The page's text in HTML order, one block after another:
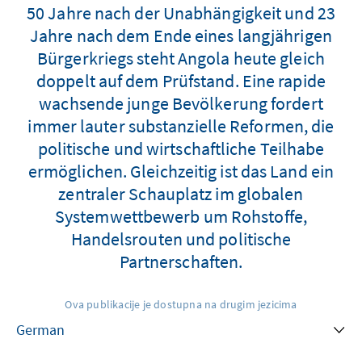
50 Jahre nach der Unabhängigkeit und 23
Jahre nach dem Ende eines langjährigen
Bürgerkriegs steht Angola heute gleich
doppelt auf dem Prüfstand. Eine rapide
wachsende junge Bevölkerung fordert
immer lauter substanzielle Reformen, die
politische und wirtschaftliche Teilhabe
ermöglichen. Gleichzeitig ist das Land ein
zentraler Schauplatz im globalen
Systemwettbewerb um Rohstoffe,
Handelsrouten und politische
Partnerschaften.
Ova publikacije je dostupna na drugim jezicima